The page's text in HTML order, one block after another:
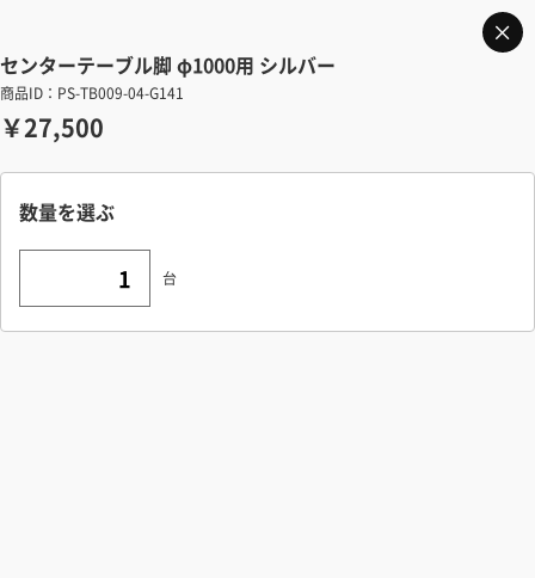
センターテーブル脚 φ1000用 シルバー
商品ID：PS-TB009-04-G141
￥27,500
数量を選ぶ
台